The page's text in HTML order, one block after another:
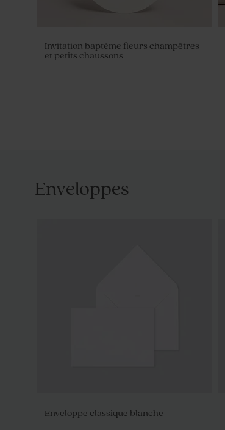
Invitation baptême fleurs champêtres
et petits chaussons
Enveloppes
Enveloppe classique blanche